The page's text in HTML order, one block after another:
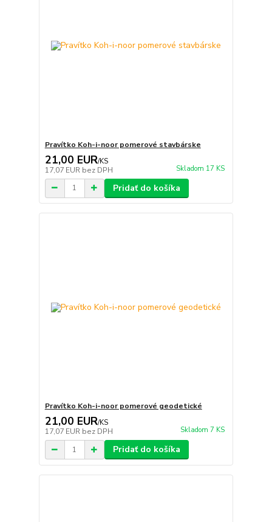
Pravítko Koh-i-noor pomerové stavbárske
21,00 EUR/KS
17,07 EUR bez DPH Skladom 17 KS
Pridať do košíka
Pravítko Koh-i-noor pomerové geodetické
21,00 EUR/KS
17,07 EUR bez DPH Skladom 7 KS
Pridať do košíka